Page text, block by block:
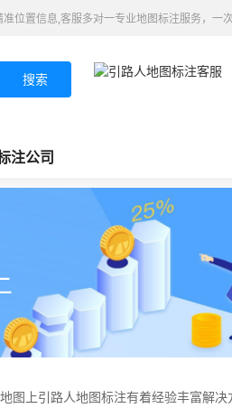
位置信息,客服多对一专业地图标注服务，一次
搜索
注公司
图上引路人地图标注有着经验丰富解决